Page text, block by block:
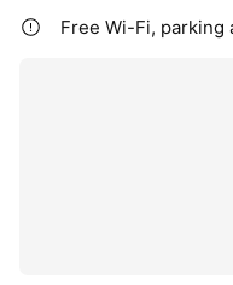
Free Wi-Fi, parking